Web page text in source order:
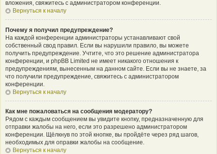
вложения, свяжитесь с администратором конференции.
Вернуться к началу
Почему я получил предупреждение?
На каждой конференции администраторы устанавливают свой
собственный свод правил. Если вы нарушили правило, вы можете
получить предупреждение. Учтите, что это решение администратора
конференции, и phpBB Limited не имеет никакого отношения к
предупреждениям, вынесенным на данном сайте. Если вы не знаете, за
что получили предупреждение, свяжитесь с администратором
конференции.
Вернуться к началу
Как мне пожаловаться на сообщения модератору?
Рядом с каждым сообщением вы увидите кнопку, предназначенную для
отправки жалобы на него, если это разрешено администратором
конференции. Щёлкнув по этой кнопке, вы пройдёте через ряд шагов,
необходимых для оправки жалобы на сообщение.
Вернуться к началу